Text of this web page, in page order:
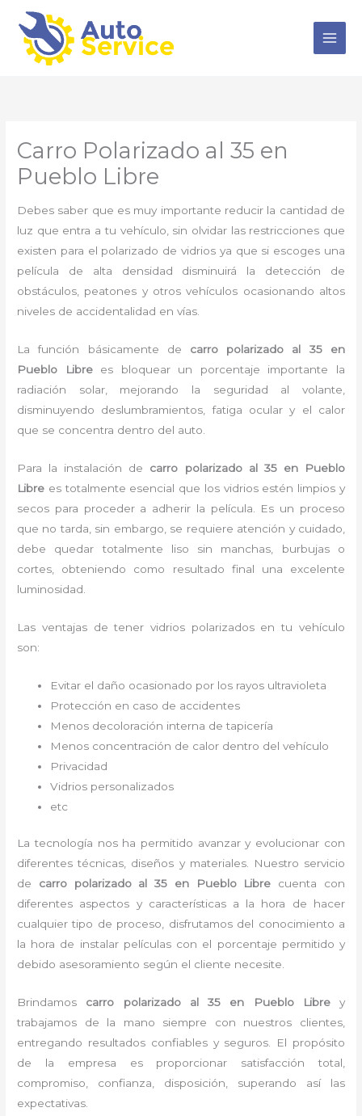
contenido
Carro Polarizado al 35 en
Pueblo Libre
Debes saber que es muy importante reducir la cantidad de
luz que entra a tu vehículo, sin olvidar las restricciones que
existen para el polarizado de vidrios ya que si escoges una
película de alta densidad disminuirá la detección de
obstáculos, peatones y otros vehículos ocasionando altos
niveles de accidentalidad en vías.
La función básicamente de carro polarizado al 35en
Pueblo Libre es bloquear un porcentaje importante la
radiación solar, mejorando la seguridad al volante,
disminuyendo deslumbramientos, fatiga ocular y el calor
que se concentra dentro del auto.
Para la instalación de carro polarizado al 35 en Pueblo
Libre estotalmente esencial que los vidrios estén limpios y
secos para proceder a adherir la película. Es un proceso
que no tarda, sin embargo, se requiere atención y cuidado,
debe quedar totalmente liso sin manchas, burbujas o
cortes, obteniendo como resultado final una excelente
luminosidad.
Las ventajas de tener vidrios polarizados en tu vehículo
son:
Evitar el daño ocasionado por los rayos ultravioleta
Protección en caso de accidentes
Menos decoloración interna de tapicería
Menos concentración de calor dentro del vehículo
Privacidad
Vidrios personalizados
etc
La tecnología nos ha permitido avanzar y evolucionar con
diferentes técnicas, diseños y materiales. Nuestro servicio
de carro polarizado al 35 en Pueblo Libre cuenta con
diferentes aspectos y características a la hora de hacer
cualquier tipo de proceso, disfrutamos del conocimiento a
la hora de instalar películas con el porcentaje permitido y
debido asesoramiento según el cliente necesite.
Brindamos carro polarizado al 35 en Pueblo Libre y
trabajamos de la mano siempre con nuestros clientes,
entregando resultados confiables y seguros. El propósito
de la empresa es proporcionar satisfacción total,
compromiso, confianza, disposición, superando así las
expectativas.